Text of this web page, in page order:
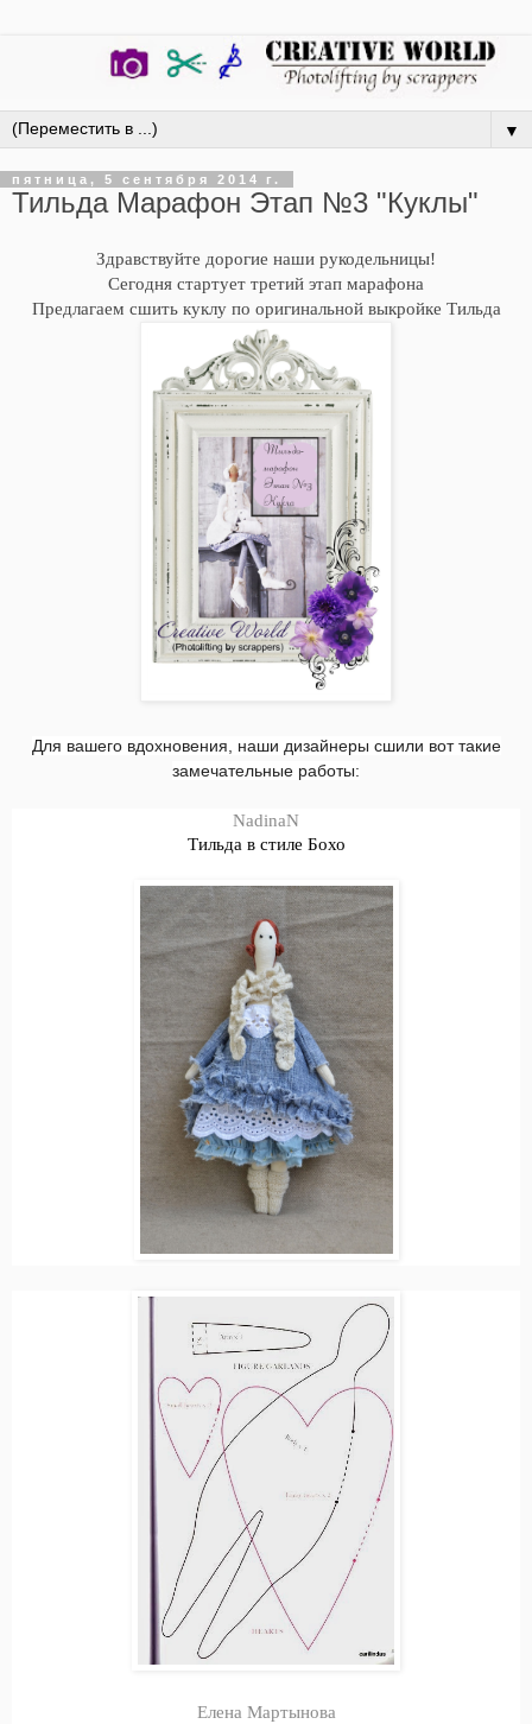
▼
пятница, 5 сентября 2014 г.
Тильда Марафон Этап №3 "Куклы"
Здравствуйте дорогие наши рукодельницы!
Сегодня стартует третий этап марафона
Предлагаем сшить куклу по оригинальной выкройке Тильда
Для вашего вдохновения, наши дизайнеры сшили вот такие
замечательные работы:
NadinaN
Тильда в стиле Бохо
Елена Мартынова